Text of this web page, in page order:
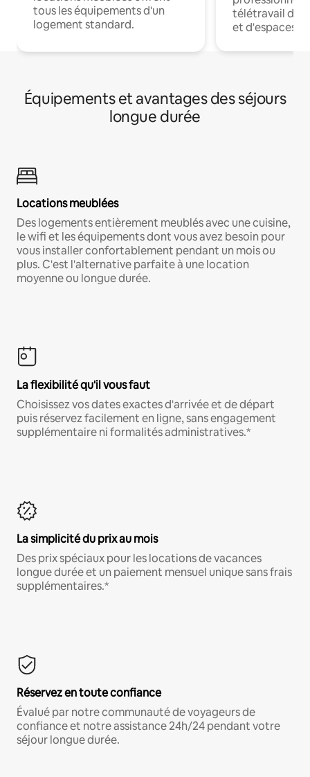
tous les équipements d'un
logement standard.
télétravail
et d'espaces
Équipements et avantages des séjours
longue durée
Locations meublées
Des logements entièrement meublés avec une cuisine,
le wifi et les équipements dont vous avez besoin pour
vous installer confortablement pendant un mois ou
plus. C'est l'alternative parfaite à une location
moyenne ou longue durée.
La flexibilité qu'il vous faut
Choisissez vos dates exactes d'arrivée et de départ
puis réservez facilement en ligne, sans engagement
supplémentaire ni formalités administratives.*
La simplicité du prix au mois
Des prix spéciaux pour les locations de vacances
longue durée et un paiement mensuel unique sans frais
supplémentaires.*
Réservez en toute confiance
Évalué par notre communauté de voyageurs de
confiance et notre assistance 24h/24 pendant votre
séjour longue durée.